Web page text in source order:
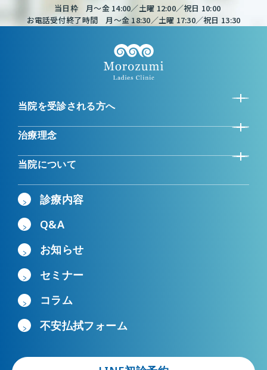
当日枠 月～金 14:00／土曜 12:00／祝日 10:00
お電話受付終了時間 月～金 18:30／土曜 17:30／祝日 13:30
当院を受診される方へ
治療理念
当院について
診療内容
Q&A
お知らせ
セミナー
コラム
不安払拭フォーム